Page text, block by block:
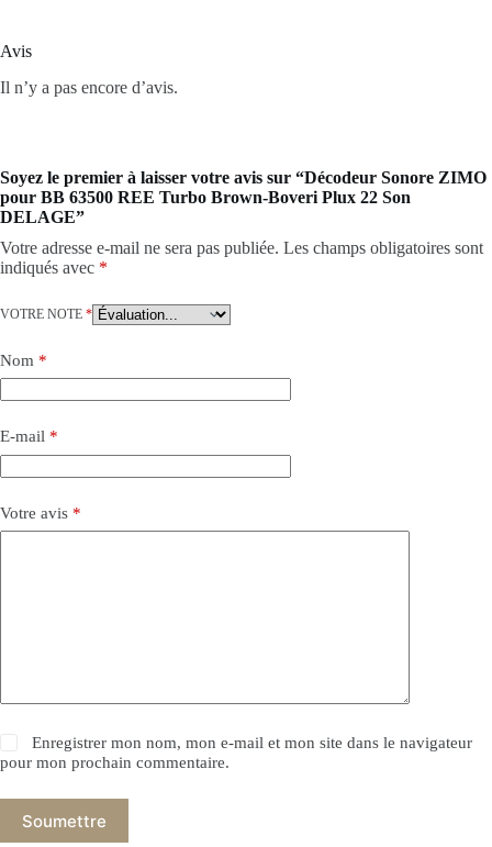
Avis
Il n’y a pas encore d’avis.
Soyez le premier à laisser votre avis sur “Décodeur Sonore ZIMO
pour BB 63500 REE Turbo Brown-Boveri Plux 22 Son
DELAGE”
Votre adresse e-mail ne sera pas publiée. Les champs obligatoires sont
indiqués avec *
VOTRE NOTE *
Nom *
E-mail *
Votre avis *
Enregistrer mon nom, mon e-mail et mon site dans le navigateur
pour mon prochain commentaire.
Soumettre